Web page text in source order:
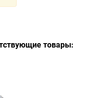
товары: